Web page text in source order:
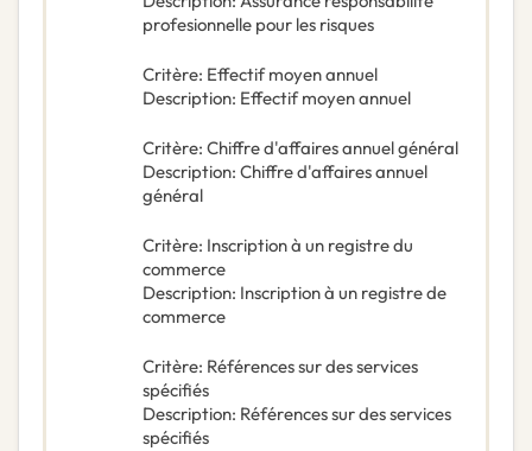
profesionnelle pour les risques
Critère: Effectif moyen annuel
Description: Effectif moyen annuel
Critère: Chiffre d'affaires annuel général
Description: Chiffre d'affaires annuel
général
Critère: Inscription à un registre du
commerce
Description: Inscription à un registre de
commerce
Critère: Références sur des services
spécifiés
Description: Références sur des services
spécifiés